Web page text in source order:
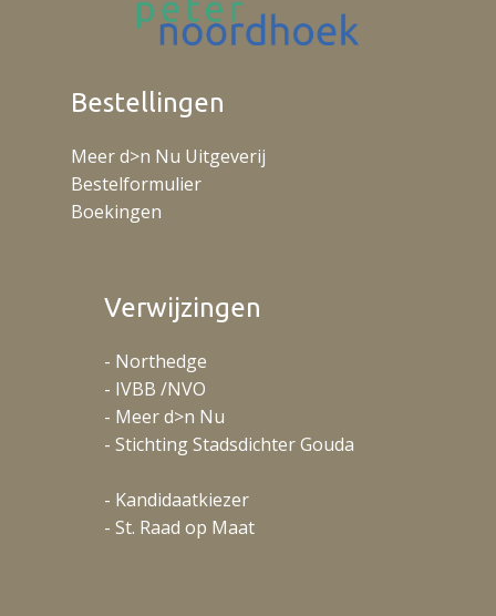
Bestellingen
Meer d>n Nu Uitgeverij
Bestelformulier
Boekingen
Verwijzingen
- Northedge
- IVBB /NVO
- Meer d>n Nu
- Stichting Stadsdichter Gouda
- Kandidaatkiezer
- St. Raad op Maat